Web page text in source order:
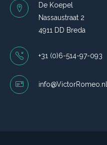
De Koepel
Nassaustraat 2
4911 DD Breda
+31 (0)6-514-97-093
info@VictorRomeo.nl